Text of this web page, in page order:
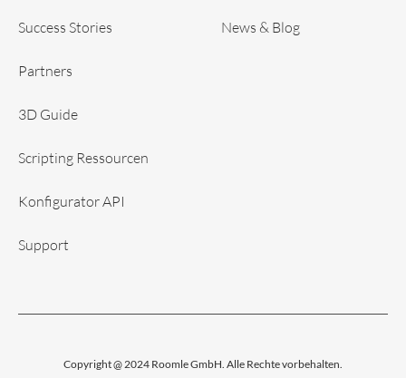
Success Stories
Partners
3D Guide
Scripting Ressourcen
Konfigurator API
Support
News & Blog
Copyright @ 2024 Roomle GmbH. Alle Rechte vorbehalten.